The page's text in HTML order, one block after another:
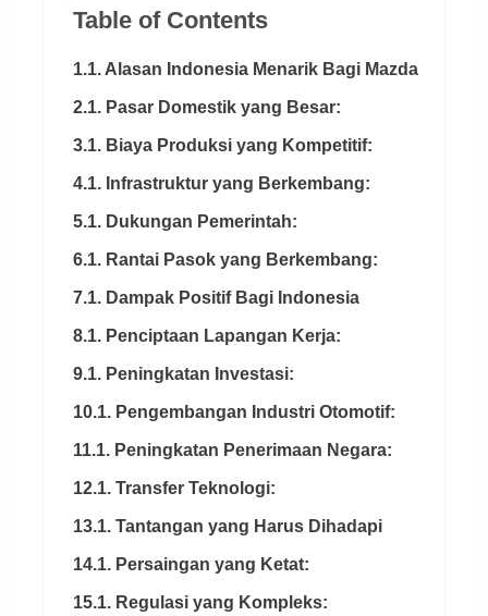
Table of Contents
1.1. Alasan Indonesia Menarik Bagi Mazda
2.1. Pasar Domestik yang Besar:
3.1. Biaya Produksi yang Kompetitif:
4.1. Infrastruktur yang Berkembang:
5.1. Dukungan Pemerintah:
6.1. Rantai Pasok yang Berkembang:
7.1. Dampak Positif Bagi Indonesia
8.1. Penciptaan Lapangan Kerja:
9.1. Peningkatan Investasi:
10.1. Pengembangan Industri Otomotif:
11.1. Peningkatan Penerimaan Negara:
12.1. Transfer Teknologi:
13.1. Tantangan yang Harus Dihadapi
14.1. Persaingan yang Ketat:
15.1. Regulasi yang Kompleks: